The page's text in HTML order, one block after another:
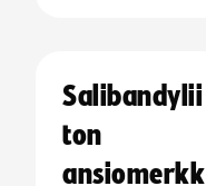
Salibandylii
ton
ansiomerkk